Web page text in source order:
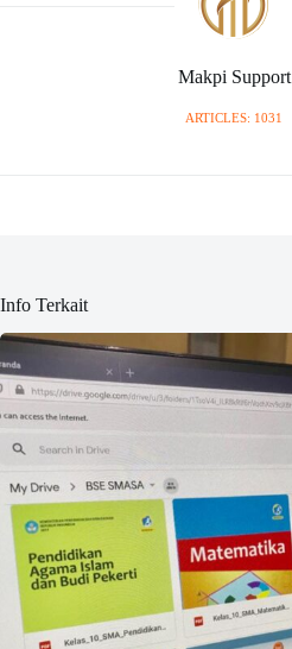
Makpi Support
ARTICLES: 1031
Info Terkait